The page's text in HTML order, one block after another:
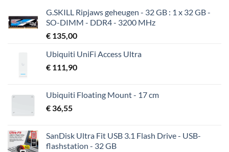
G.SKILL Ripjaws geheugen - 32 GB : 1 x 32 GB -
SO-DIMM - DDR4 - 3200 MHz
€ 135,00
Ubiquiti UniFi Access Ultra
€ 111,90
Ubiquiti Floating Mount - 17 cm
€ 36,55
SanDisk Ultra Fit USB 3.1 Flash Drive - USB-
flashstation - 32 GB